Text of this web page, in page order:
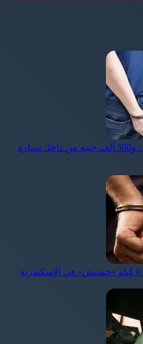
ضبط سائق لسرقة مليون و500 ألف جنيه من داخل سيارة